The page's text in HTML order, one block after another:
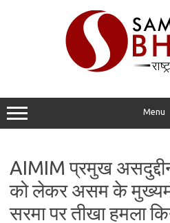
Menu
AIMIM प्रमुख
को लेकर असम के
सरमा पर तीखा हमला